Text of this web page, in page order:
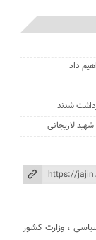
داد
لاریجانی
،وزارت کشور